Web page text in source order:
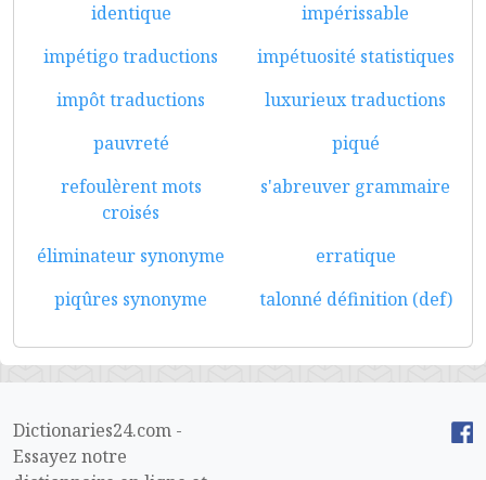
identique
impérissable
impétigo traductions
impétuosité statistiques
impôt traductions
luxurieux traductions
pauvreté
piqué
refoulèrent mots
croisés
s'abreuver grammaire
éliminateur synonyme
erratique
piqûres synonyme
talonné définition (def)
Dictionaries24.com -
Essayez notre